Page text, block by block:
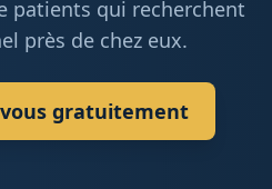
patients qui recherchent
près de chez eux.
gratuitement